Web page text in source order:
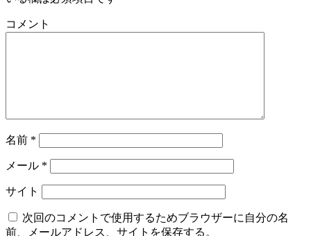
コメント
名前 *
メール *
サイト
次回のコメントで使用するためブラウザーに自分の名
前、メールアドレス、サイトを保存する。